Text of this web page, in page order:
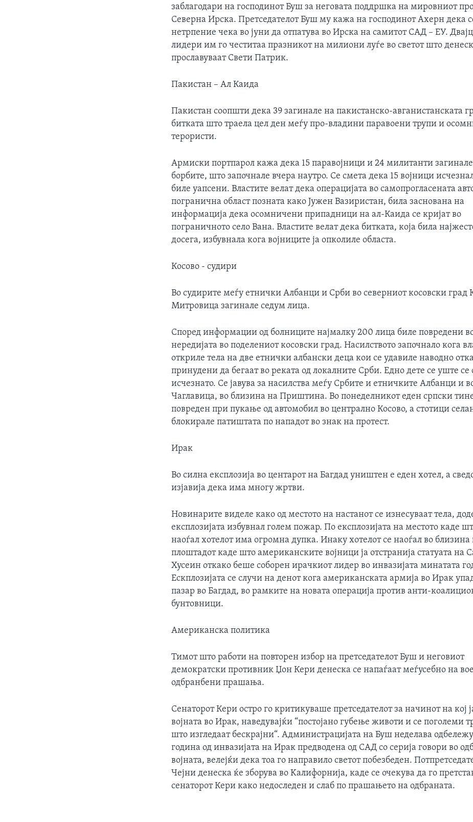
заблагодари на господинот Буш за неговата поддршка на мировниот
Северна Ирска. Претседателот Буш му кажа на господинот Ахерн дека
нетрпение чека во јуни да отпатува во Ирска на самитот САД – ЕУ.
лидери им го честитаа празникот на милиони луѓе во светот што
прославуваат Свети Патрик.
Пакистан – Ал Каида
Пакистан соопшти дека 39 загинале на пакистанско-авганистанската
битката што траела цел ден меѓу про-владини паравоени трупи и
терористи.
Армиски портпарол кажа дека 15 паравојници и 24 милитанти
борбите, што започнале вчера наутро. Се смета дека 15 војници
биле уапсени. Властите велат дека операцијата во самопрогласената
погранична област позната како Јужен Вазиристан, била заснована на
информација дека осомничени припадници на ал-Каида се кријат во
пограничното село Вана. Властите велат дека битката, која била
досега, избувнала кога војниците ја опколиле областа.
Косово - судири
Во судирите меѓу етнички Албанци и Срби во северниот косовски град
Митровица загинале седум лица.
Според информации од болниците најмалку 200 лица биле повредени
нередијата во поделениот косовски град. Насилството започнало кога
откриле тела на две етнички албански деца кои се удавиле наводно
принудени да бегаат во реката од локалните Срби. Едно дете се уште се
исчезнато. Се јавува за насилства меѓу Србите и етничките Албанци и
Чаглавица, во близина на Приштина. Во понеделникот еден српски
повреден при пукање од автомобил во централно Косово, а стотици
блокирале патиштата по нападот во знак на протест.
Ирак
Во силна експлозија во центарот на Багдад уништен е еден хотел, а
изјавија дека има многу жртви.
Новинарите виделе како од местото на настанот се изнесуваат тела,
експлозијата избувнал голем пожар. По експлозијата на местото каде
наоѓал хотелот има огромна дупка. Инаку хотелот се наоѓал во близина
плоштадот каде што американските војници ја отстранија статуата на
Хусеин откако беше соборен ирачкиот лидер во инвазијата минатата
Ескплозијата се случи на денот кога американската армија во Ирак
пазар во Багдад, во рамките на новата операција против анти-
бунтовници.
Американска политика
Тимот што работи на повторен избор на претседателот Буш и неговиот
демократски противник Џон Кери денеска се напаѓаат меѓусебно на
одбранбени прашања.
Сенаторот Кери остро го критикуваше претседателот за начинот на кој
војната во Ирак, наведувајќи “постојано губење животи и се поголеми
што изгледаат бескрајни“. Администрацијата на Буш неделава
година од инвазијата на Ирак предводена од САД со серија говори во
војната, велејќи дека тоа го направило светот побезбеден.
Чејни денеска ќе зборува во Kалифорнија, каде се очекува да го
сенаторот Кери како недоследен и слаб по прашањето на одбраната.